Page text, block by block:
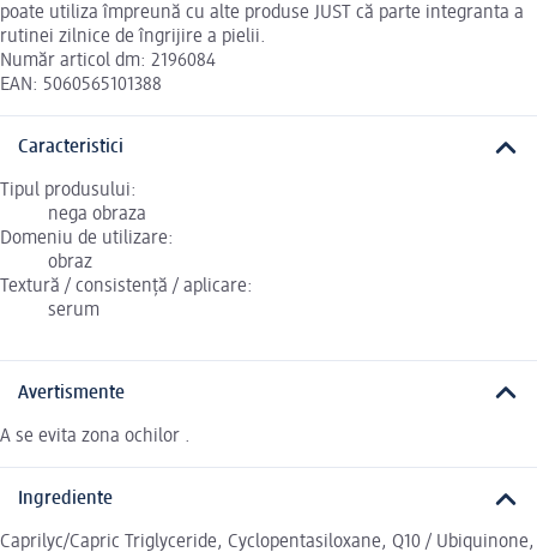
poate utiliza împreună cu alte produse JUST că parte integranta a
rutinei zilnice de îngrijire a pielii.
Număr articol dm: 2196084
EAN: 5060565101388
Caracteristici
Tipul produsului:
nega obraza
Domeniu de utilizare:
obraz
Textură / consistență / aplicare:
serum
Avertismente
A se evita zona ochilor .
Ingrediente
Caprilyc/Capric Triglyceride, Cyclopentasiloxane, Q10 / Ubiquinone,